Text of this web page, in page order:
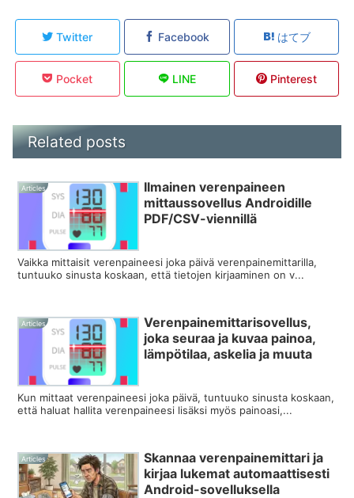
Twitter Facebook はてブ
Pocket LINE Pinterest
Related posts
Articles
Ilmainen verenpaineen
mittaussovellus Androidille
PDF/CSV-viennillä
Vaikka mittaisit verenpaineesi joka päivä verenpainemittarilla,
tuntuuko sinusta koskaan, että tietojen kirjaaminen on v...
Articles
Verenpainemittarisovellus,
joka seuraa ja kuvaa painoa,
lämpötilaa, askelia ja muuta
Kun mittaat verenpaineesi joka päivä, tuntuuko sinusta koskaan,
että haluat hallita verenpaineesi lisäksi myös painoasi,...
Articles
Skannaa verenpainemittari ja
kirjaa lukemat automaattisesti
Android-sovelluksella